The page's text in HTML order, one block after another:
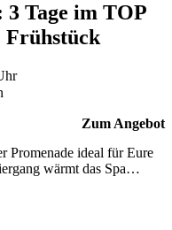
3 Tage im TOP
Promenade ideal für Eure
wärmt das Spa
sehr lecker. Da
reichen, sichert Ihr
wirklich faires Preis-
Zum Angebot